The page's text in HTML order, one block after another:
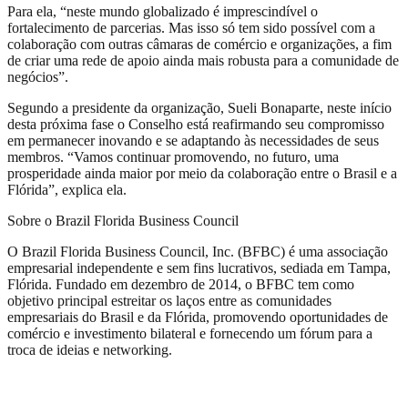
Para ela, “neste mundo globalizado é imprescindível o
fortalecimento de parcerias. Mas isso só tem sido possível com a
colaboração com outras câmaras de comércio e organizações, a fim
de criar uma rede de apoio ainda mais robusta para a comunidade de
negócios”.
Segundo a presidente da organização, Sueli Bonaparte, neste início
desta próxima fase o Conselho está reafirmando seu compromisso
em permanecer inovando e se adaptando às necessidades de seus
membros. “Vamos continuar promovendo, no futuro, uma
prosperidade ainda maior por meio da colaboração entre o Brasil e a
Flórida”, explica ela.
Sobre o Brazil Florida Business Council
O Brazil Florida Business Council, Inc. (BFBC) é uma associação
empresarial independente e sem fins lucrativos, sediada em Tampa,
Flórida. Fundado em dezembro de 2014, o BFBC tem como
objetivo principal estreitar os laços entre as comunidades
empresariais do Brasil e da Flórida, promovendo oportunidades de
comércio e investimento bilateral e fornecendo um fórum para a
troca de ideias e networking.